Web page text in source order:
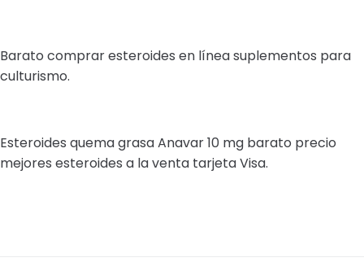
Barato comprar esteroides en línea suplementos para
culturismo.
Esteroides quema grasa Anavar 10 mg barato precio
mejores esteroides a la venta tarjeta Visa.